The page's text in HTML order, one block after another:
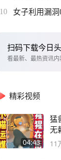
10 女子利用漏
扫码下载今日
看最新、最热资讯内
精彩视频
04:43
猛
无
无
11